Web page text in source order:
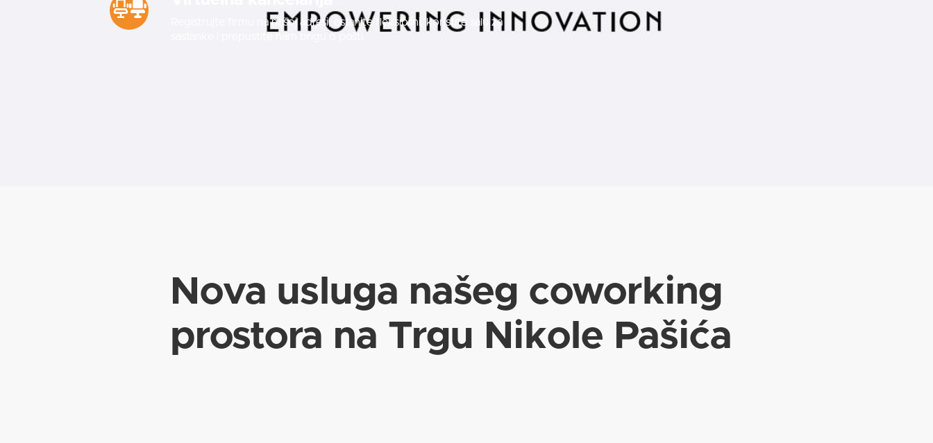
Registrujte firmu na našoj adresi, ostanite fleksibilni, koristite salu za
sastanke i prepustite nam brigu o pošti.
Nova usluga našeg coworking
prostora na Trgu Nikole Pašića